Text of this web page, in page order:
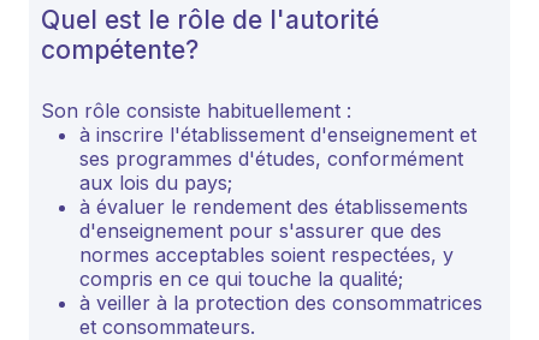
Quel est le rôle de l'autorité
compétente?
Son rôle consiste habituellement :
à inscrire l'établissement d'enseignement et
ses programmes d'études, conformément
aux lois du pays;
à évaluer le rendement des établissements
d'enseignement pour s'assurer que des
normes acceptables soient respectées, y
compris en ce qui touche la qualité;
à veiller à la protection des consommatrices
et consommateurs.